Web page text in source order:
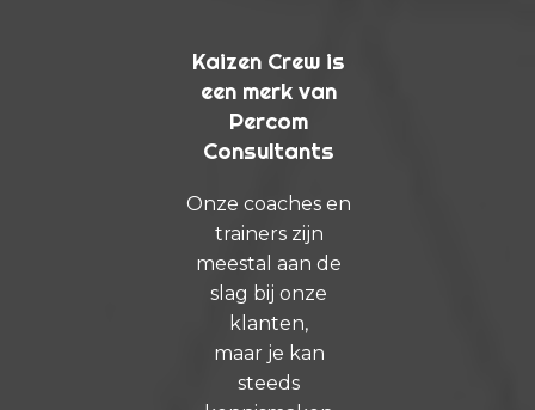
Kaizen Crew is
een merk van
Percom
Consultants
Onze coaches en
trainers zijn
meestal aan de
slag bij onze
klanten,
maar je kan
steeds